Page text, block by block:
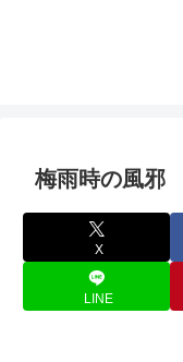
梅雨時の風邪
X
LINE